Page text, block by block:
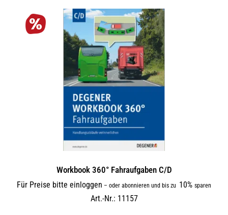
Workbook 360° Fahraufgaben C/D
Für Preise bitte einloggen – oder abonnieren und bis zu 10% sparen
Art.-Nr.: 11157